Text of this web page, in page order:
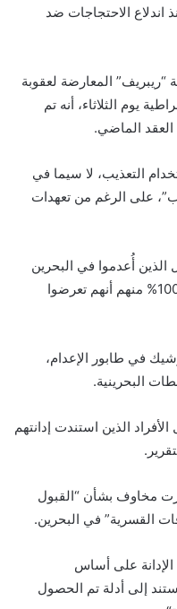
يقل عن 51 شخصًا منذ اندلاع الاحتجاجات ضد
المعارضة لعقوبة
يوم الثلاثاء، أنه تم
الماضي.
التعذيب، لا سيما في
على الرغم من تعهدات
88% من الرجال الذين أُعدموا في البحرين
منذ 2011 أدينوا بتهم “الإرهاب”، وزعم 100% منهم أنهم تعرضوا
الإعدام الوشيك في طابور الإعدام،
الذين استندت إدانتهم
مخاوف بشأن “القبول
القسرية” في البحرين.
على أساس
إلى أدلة تم الحصول